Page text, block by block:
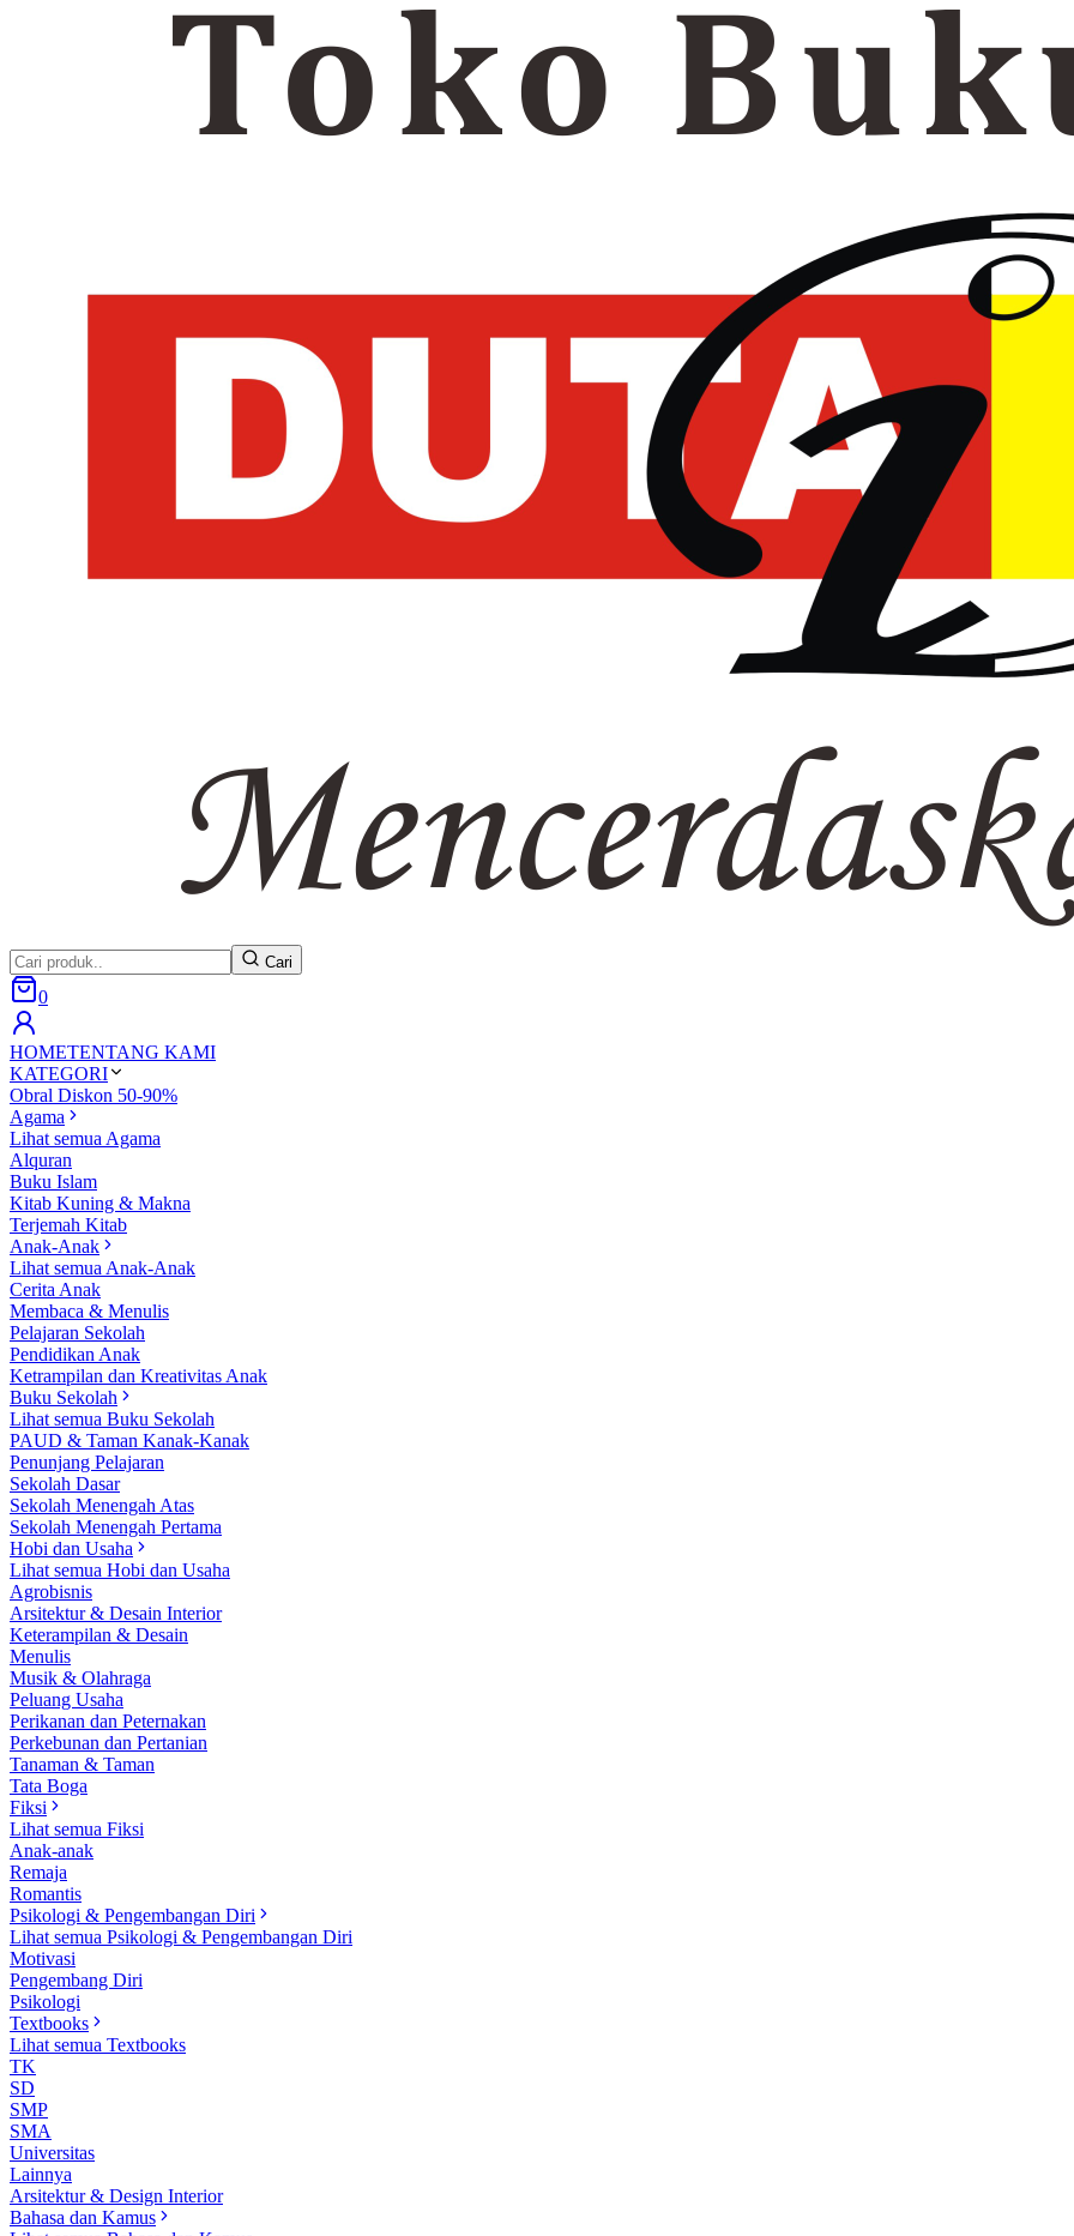
Cari
0
HOMETENTANG KAMI
KATEGORI
Obral Diskon 50-90%
Agama
Lihat semua Agama
Alquran
Buku Islam
Kitab Kuning & Makna
Terjemah Kitab
Anak-Anak
Lihat semua Anak-Anak
Cerita Anak
Membaca & Menulis
Pelajaran Sekolah
Pendidikan Anak
Ketrampilan dan Kreativitas Anak
Buku Sekolah
Lihat semua Buku Sekolah
PAUD & Taman Kanak-Kanak
Penunjang Pelajaran
Sekolah Dasar
Sekolah Menengah Atas
Sekolah Menengah Pertama
Hobi dan Usaha
Lihat semua Hobi dan Usaha
Agrobisnis
Arsitektur & Desain Interior
Keterampilan & Desain
Menulis
Musik & Olahraga
Peluang Usaha
Perikanan dan Peternakan
Perkebunan dan Pertanian
Tanaman & Taman
Tata Boga
Fiksi
Lihat semua Fiksi
Anak-anak
Remaja
Romantis
Psikologi & Pengembangan Diri
Lihat semua Psikologi & Pengembangan Diri
Motivasi
Pengembang Diri
Psikologi
Textbooks
Lihat semua Textbooks
TK
SD
SMP
SMA
Universitas
Lainnya
Arsitektur & Design Interior
Bahasa dan Kamus